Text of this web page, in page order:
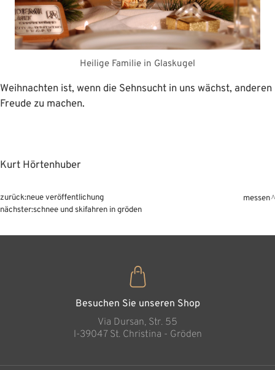
Heilige Familie in Glaskugel
Weihnachten ist, wenn die Sehnsucht in uns wächst, anderen
Freude zu machen.
Kurt Hörtenhuber
zurück:neue veröffentlichung
nächster:schnee und skifahren in gröden
messen
Besuchen Sie unseren Shop
Via Dursan, Str. 55
l-39047 St. Christina - Gröden